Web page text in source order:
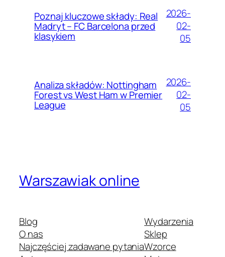
Poznaj kluczowe składy: Real
Madryt – FC Barcelona przed
klasykiem
2026-
02-
05
Analiza składów: Nottingham
Forest vs West Ham w Premier
League
2026-
02-
05
Warszawiak online
Blog
O nas
Najczęściej zadawane pytania
Wydarzenia
Sklep
Wzorce